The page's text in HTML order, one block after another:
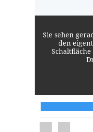
Sie sehen
den